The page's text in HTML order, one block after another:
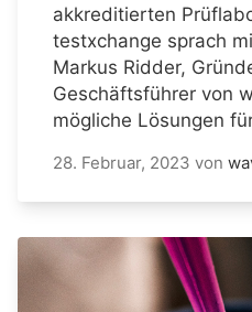
akkreditierten
testxchange sprach
Markus Ridder,
Geschäftsführer von
mögliche Lösungen
28. Februar, 2023 von